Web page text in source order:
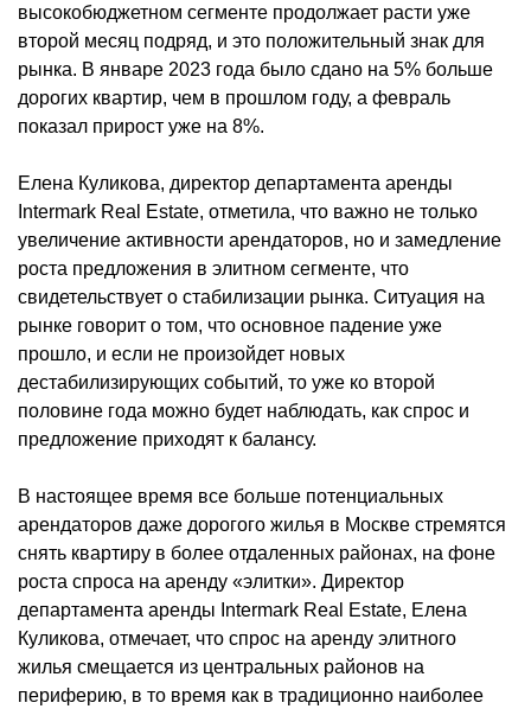
высокобюджетном сегменте продолжает расти уже
второй месяц подряд, и это положительный знак для
рынка. В январе 2023 года было сдано на 5% больше
дорогих квартир, чем в прошлом году, а февраль
показал прирост уже на 8%.
Елена Куликова, директор департамента аренды
Intermark Real Estate, отметила, что важно не только
увеличение активности арендаторов, но и замедление
роста предложения в элитном сегменте, что
свидетельствует о стабилизации рынка. Ситуация на
рынке говорит о том, что основное падение уже
прошло, и если не произойдет новых
дестабилизирующих событий, то уже ко второй
половине года можно будет наблюдать, как спрос и
предложение приходят к балансу.
В настоящее время все больше потенциальных
арендаторов даже дорогого жилья в Москве стремятся
снять квартиру в более отдаленных районах, на фоне
роста спроса на аренду «элитки». Директор
департамента аренды Intermark Real Estate, Елена
Куликова, отмечает, что спрос на аренду элитного
жилья смещается из центральных районов на
периферию, в то время как в традиционно наиболее